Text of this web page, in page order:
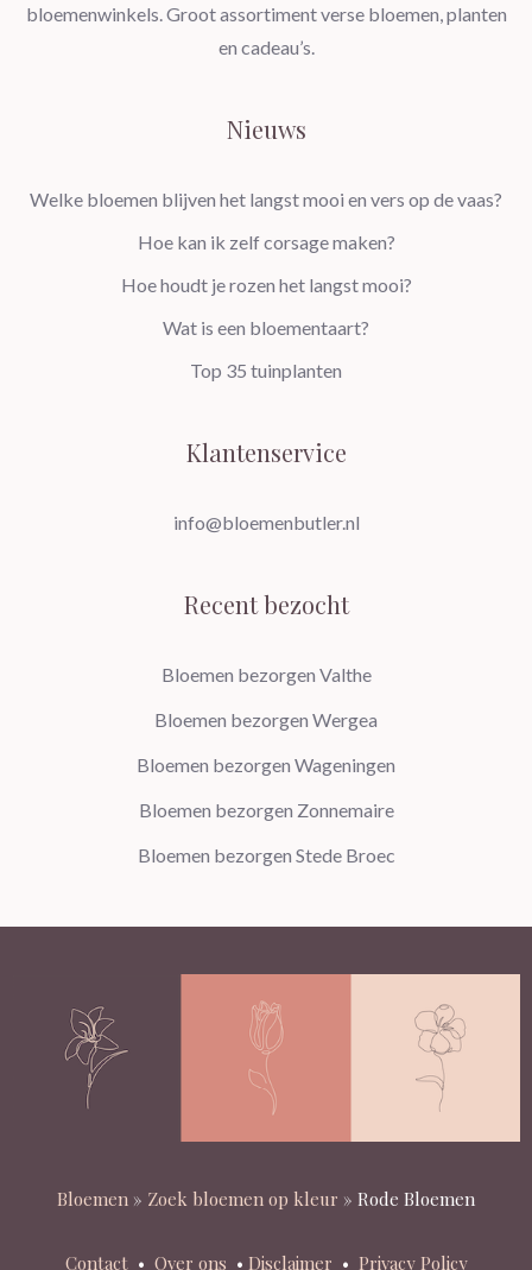
bloemenwinkels. Groot assortiment verse bloemen, planten
en cadeau’s.
Nieuws
Welke bloemen blijven het langst mooi en vers op de vaas?
Hoe kan ik zelf corsage maken?
Hoe houdt je rozen het langst mooi?
Wat is een bloementaart?
Top 35 tuinplanten
Klantenservice
info@bloemenbutler.nl
Recent bezocht
Bloemen bezorgen Valthe
Bloemen bezorgen Wergea
Bloemen bezorgen Wageningen
Bloemen bezorgen Zonnemaire
Bloemen bezorgen Stede Broec
Bloemen » Zoek bloemen op kleur » Rode Bloemen
Contact• Over ons • Disclaimer • Privacy Policy